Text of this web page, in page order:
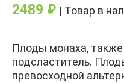
2489 ₽ | Товар в
Плоды монаха,
подсластитель.
превосходной